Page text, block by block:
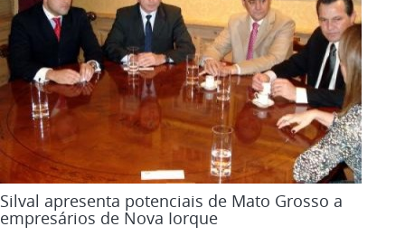
Silval apresenta potenciais de Mato Grosso a
empresários de Nova Iorque